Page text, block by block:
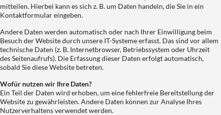
mitteilen. Hierbei kann es sich z. B. um Daten handeln, die Sie in ein
Kontaktformular eingeben.
Andere Daten werden automatisch oder nach Ihrer Einwilligung beim
Besuch der Website durch unsere IT-Systeme erfasst. Das sind vor allem
technische Daten (z. B. Internetbrowser, Betriebssystem oder Uhrzeit
des Seitenaufrufs). Die Erfassung dieser Daten erfolgt automatisch,
sobald Sie diese Website betreten.
Wofür nutzen wir Ihre Daten?
Ein Teil der Daten wird erhoben, um eine fehlerfreie Bereitstellung der
Website zu gewährleisten. Andere Daten können zur Analyse Ihres
Nutzerverhaltens verwendet werden.